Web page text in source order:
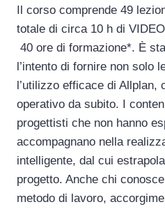
Il corso comprende 49
totale di circa 10 h di
40 ore di formazione*. È
l’intento di fornire non solo
l’utilizzo efficace di Allplan,
operativo da subito. I
progettisti che non hanno
accompagnano nella
intelligente, dal cui
progetto. Anche chi
metodo di lavoro,